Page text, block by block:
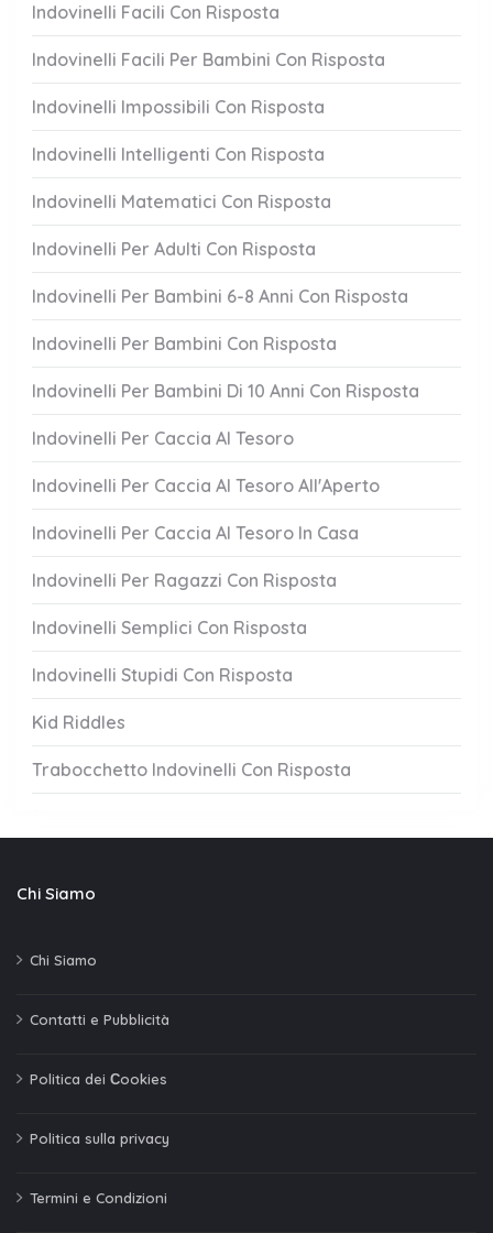
Indovinelli Facili Con Risposta
Indovinelli Facili Per Bambini Con Risposta
Indovinelli Impossibili Con Risposta
Indovinelli Intelligenti Con Risposta
Indovinelli Matematici Con Risposta
Indovinelli Per Adulti Con Risposta
Indovinelli Per Bambini 6-8 Anni Con Risposta
Indovinelli Per Bambini Con Risposta
Indovinelli Per Bambini Di 10 Anni Con Risposta
Indovinelli Per Caccia Al Tesoro
Indovinelli Per Caccia Al Tesoro All'Aperto
Indovinelli Per Caccia Al Tesoro In Casa
Indovinelli Per Ragazzi Con Risposta
Indovinelli Semplici Con Risposta
Indovinelli Stupidi Con Risposta
Kid Riddles
Trabocchetto Indovinelli Con Risposta
Chi Siamo
Chi Siamo
Contatti e Pubblicità
Politica dei Сookies
Politica sulla privacy
Termini e Condizioni